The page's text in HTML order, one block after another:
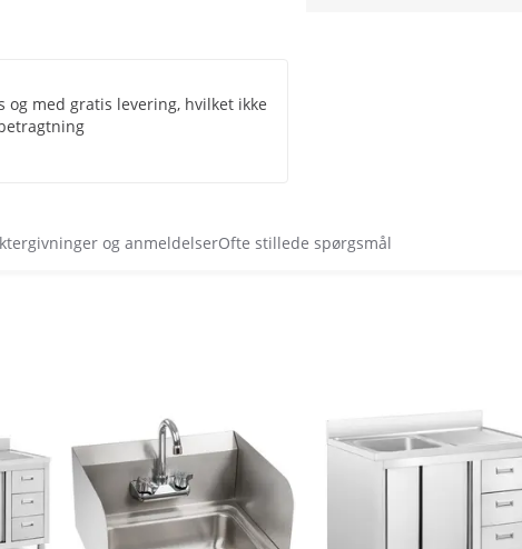
med gratis levering, hvilket ikke
og anmeldelserOfte stillede spørgsmål